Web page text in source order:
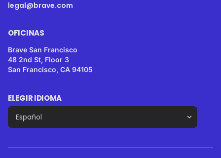
legal@brave.com
OFICINAS
Brave San Francisco
48 2nd St, Floor 3
San Francisco, CA 94105
ELEGIR IDIOMA